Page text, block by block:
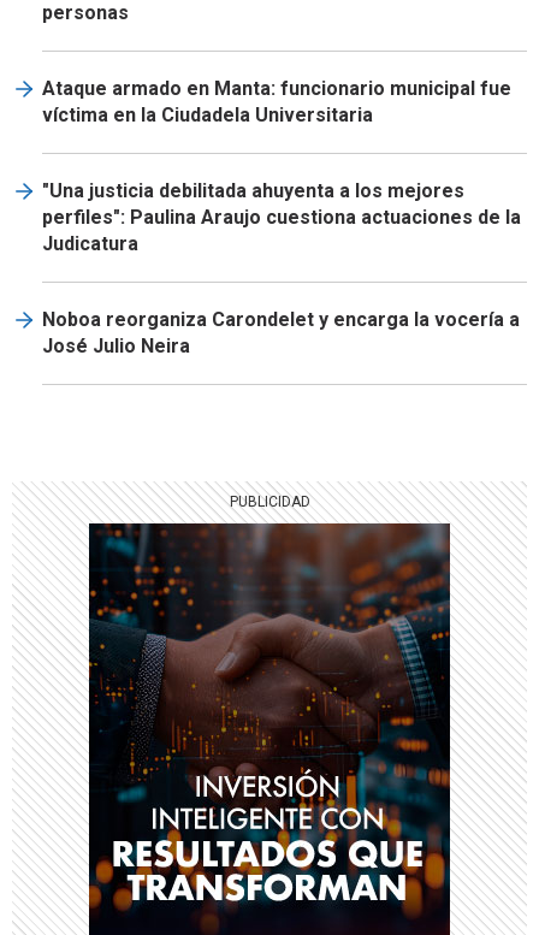
personas
Ataque armado en Manta: funcionario municipal fue
víctima en la Ciudadela Universitaria
"Una justicia debilitada ahuyenta a los mejores
perfiles": Paulina Araujo cuestiona actuaciones de la
Judicatura
Noboa reorganiza Carondelet y encarga la vocería a
José Julio Neira